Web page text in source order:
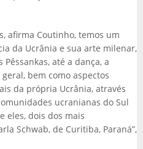
afirma Coutinho, temos um
da Ucrânia e sua arte milenar,
até a dança, a
bem como aspectos
da própria Ucrânia, através
ucranianas do Sul
eles, dois dos mais
Schwab, de Curitiba, Paraná”,